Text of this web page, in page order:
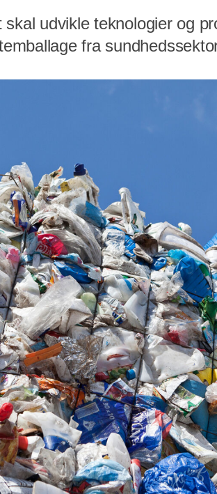
skal udvikle teknologier og
fra